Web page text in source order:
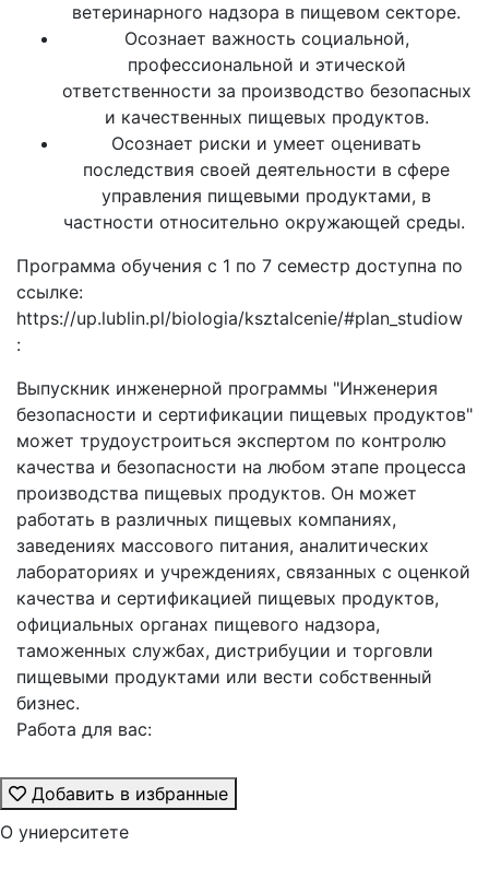
ветеринарного надзора в пищевом секторе.
Осознает важность социальной,
профессиональной и этической
ответственности за производство безопасных
и качественных пищевых продуктов.
Осознает риски и умеет оценивать
последствия своей деятельности в сфере
управления пищевыми продуктами, в
частности относительно окружающей среды.
Программа обучения с 1 по 7 семестр доступна по
ссылке:
https://up.lublin.pl/biologia/ksztalcenie/#plan_studiow
:
Выпускник инженерной программы "Инженерия
безопасности и сертификации пищевых продуктов"
может трудоустроиться экспертом по контролю
качества и безопасности на любом этапе процесса
производства пищевых продуктов. Он может
работать в различных пищевых компаниях,
заведениях массового питания, аналитических
лабораториях и учреждениях, связанных с оценкой
качества и сертификацией пищевых продуктов,
официальных органах пищевого надзора,
таможенных службах, дистрибуции и торговли
пищевыми продуктами или вести собственный
бизнес.
Работа для вас:
Добавить в избранные
О униерситете